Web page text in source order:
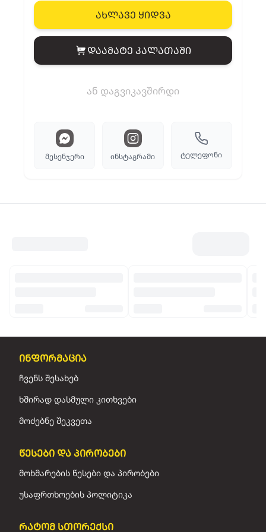
ახლავე ყიდვა
View cart
დაამატე კალათაში
ან დაგვიკავშირდი
მესენჯერი ინსტაგრამი ტელეფონი
ინფორმაცია
ჩვენს შესახებ
ხშირად დასმული კითხვები
მოძებნე შეკვეთა
წესები და პირობები
მოხმარების წესები და პირობები
უსაფრთხოების პოლიტიკა
რატომ სთორექსი